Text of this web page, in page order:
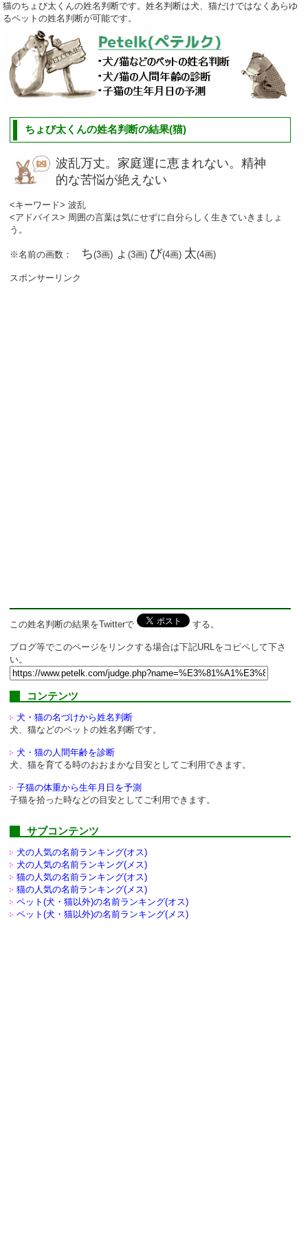
猫のちょび太くんの姓名判断です。姓名判断は犬、猫だけではなくあらゆ
るペットの姓名判断が可能です。
ちょび太くんの姓名判断の結果(猫)
波乱万丈。家庭運に恵まれない。精神
的な苦悩が絶えない
<キーワード> 波乱
<アドバイス> 周囲の言葉は気にせずに自分らしく生きていきましょ
う。
※名前の画数： ち(3画) ょ(3画) び(4画) 太(4画)
スポンサーリンク
この姓名判断の結果をTwitterで する。
ブログ等でこのページをリンクする場合は下記URLをコピペして下さ
い。
コンテンツ
犬・猫の名づけから姓名判断
犬、猫などのペットの姓名判断です。
犬・猫の人間年齢を診断
犬、猫を育てる時のおおまかな目安としてご利用できます。
子猫の体重から生年月日を予測
子猫を拾った時などの目安としてご利用できます。
サブコンテンツ
犬の人気の名前ランキング(オス)
犬の人気の名前ランキング(メス)
猫の人気の名前ランキング(オス)
猫の人気の名前ランキング(メス)
ペット(犬・猫以外)の名前ランキング(オス)
ペット(犬・猫以外)の名前ランキング(メス)